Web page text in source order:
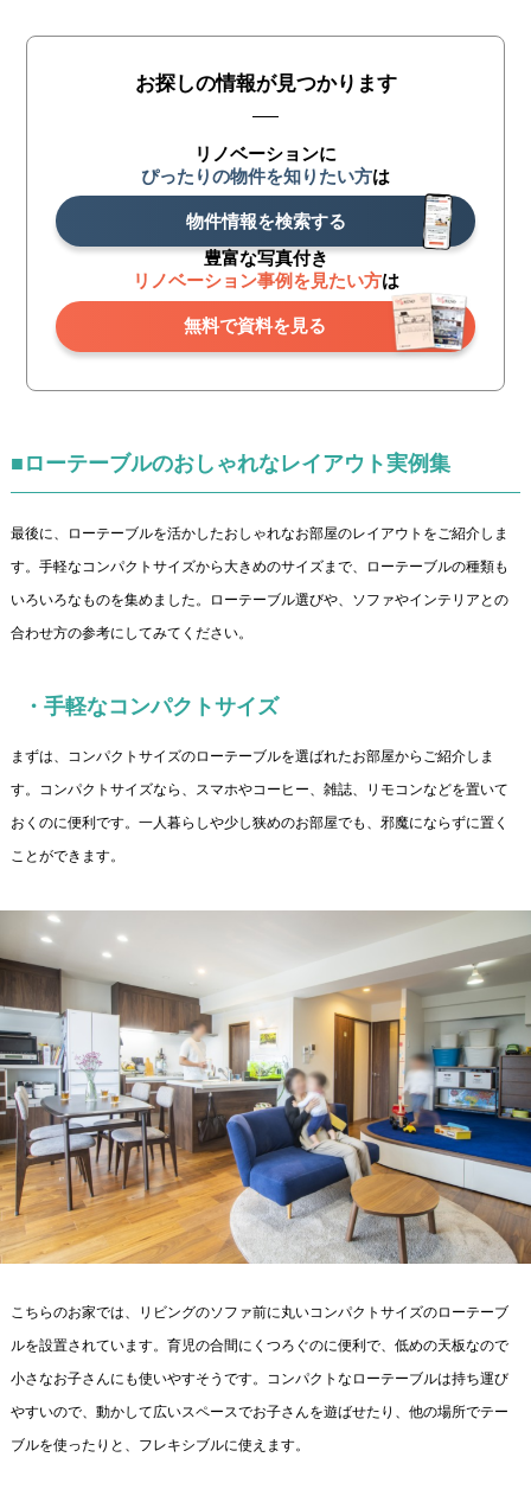
お探しの情報が見つかります
リノベーションに
ぴったりの物件を知りたい方は
物件情報を検索する
豊富な写真付き
リノベーション事例を見たい方は
無料で資料を見る
■ローテーブルのおしゃれなレイアウト実例集
最後に、ローテーブルを活かしたおしゃれなお部屋のレイアウトをご紹介しま
す。手軽なコンパクトサイズから大きめのサイズまで、ローテーブルの種類も
いろいろなものを集めました。ローテーブル選びや、ソファやインテリアとの
合わせ方の参考にしてみてください。
・手軽なコンパクトサイズ
まずは、コンパクトサイズのローテーブルを選ばれたお部屋からご紹介しま
す。コンパクトサイズなら、スマホやコーヒー、雑誌、リモコンなどを置いて
おくのに便利です。一人暮らしや少し狭めのお部屋でも、邪魔にならずに置く
ことができます。
こちらのお家では、リビングのソファ前に丸いコンパクトサイズのローテーブ
ルを設置されています。育児の合間にくつろぐのに便利で、低めの天板なので
小さなお子さんにも使いやすそうです。コンパクトなローテーブルは持ち運び
やすいので、動かして広いスペースでお子さんを遊ばせたり、他の場所でテー
ブルを使ったりと、フレキシブルに使えます。